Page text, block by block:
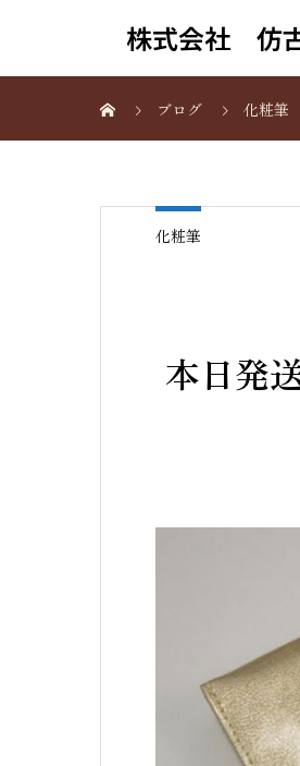
株式会社 仿
ブログ 化粧筆
化粧筆
本日発